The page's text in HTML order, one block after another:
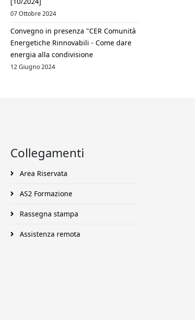
07 Ottobre 2024
Convegno in presenza "CER Comunità
Energetiche Rinnovabili - Come dare
energia alla condivisione
12 Giugno 2024
Collegamenti
Area Riservata
AS2 Formazione
Rassegna stampa
Assistenza remota